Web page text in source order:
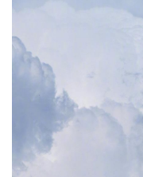
环球
极客圈
经济